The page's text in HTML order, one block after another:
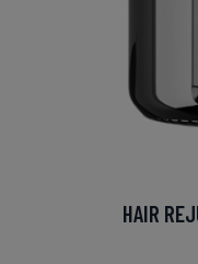
HAIR